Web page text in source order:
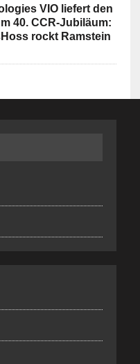
VIO liefert den
40. CCR-Jubiläum:
rockt Ramstein